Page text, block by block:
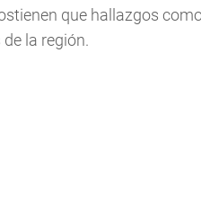
que hallazgos
la región.